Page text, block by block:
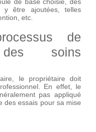
y être ajoutées, telles
etc.
de
des soins
le propriétaire doit
En effet, le
pas appliqué
des essais pour sa mise